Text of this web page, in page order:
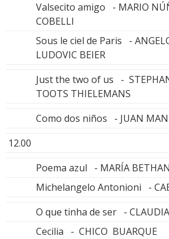
Valsecito amigo - MARIO
COBELLI
Sous le ciel de Paris -
LUDOVIC BEIER
Just the two of us -
TOOTS THIELEMANS
Como dos niños - JUAN
12.00
Poema azul - MARÍA
Michelangelo Antonioni -
O que tinha de ser - CLAUDIA
Cecilia - CHICO BUARQUE